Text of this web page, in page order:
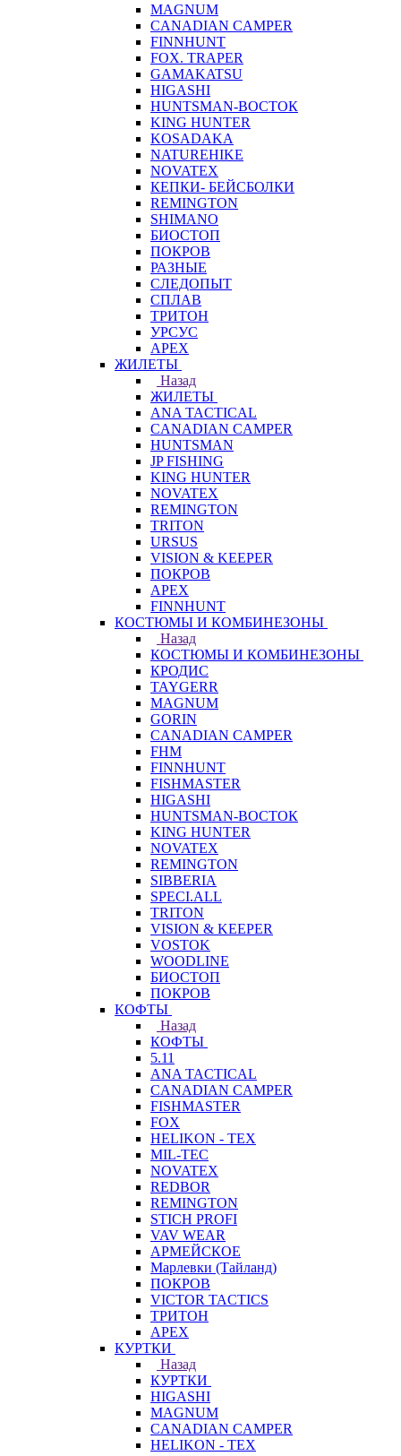
MAGNUM
CANADIAN CAMPER
FINNHUNT
FOX. TRAPER
GAMAKATSU
HIGASHI
HUNTSMAN-ВОСТОК
KING HUNTER
KOSADAKA
NATUREHIKE
NOVATEX
КЕПКИ- БЕЙСБОЛКИ
REMINGTON
SHIMANO
БИОСТОП
ПОКРОВ
РАЗНЫЕ
СЛЕДОПЫТ
СПЛАВ
ТРИТОН
УРСУС
APEX
ЖИЛЕТЫ
Назад
ЖИЛЕТЫ
ANA TACTICAL
CANADIAN CAMPER
HUNTSMAN
JP FISHING
KING HUNTER
NOVATEX
REMINGTON
TRITON
URSUS
VISION & KEEPER
ПОКРОВ
APEX
FINNHUNT
КОСТЮМЫ И КОМБИНЕЗОНЫ
Назад
КОСТЮМЫ И КОМБИНЕЗОНЫ
КРОДИС
TAYGERR
MAGNUM
GORIN
CANADIAN CAMPER
FHM
FINNHUNT
FISHMASTER
HIGASHI
HUNTSMAN-ВОСТОК
KING HUNTER
NOVATEX
REMINGTON
SIBBERIA
SPECI.ALL
TRITON
VISION & KEEPER
VOSTOK
WOODLINE
БИОСТОП
ПОКРОВ
КОФТЫ
Назад
КОФТЫ
5.11
ANA TACTICAL
CANADIAN CAMPER
FISHMASTER
FOX
HELIKON - TEX
MIL-TEC
NOVATEX
REDBOR
REMINGTON
STICH PROFI
VAV WEAR
АРМЕЙСКОЕ
Марлевки (Тайланд)
ПОКРОВ
VICTOR TACTICS
ТРИТОН
APEX
КУРТКИ
Назад
КУРТКИ
HIGASHI
MAGNUM
CANADIAN CAMPER
HELIKON - TEX